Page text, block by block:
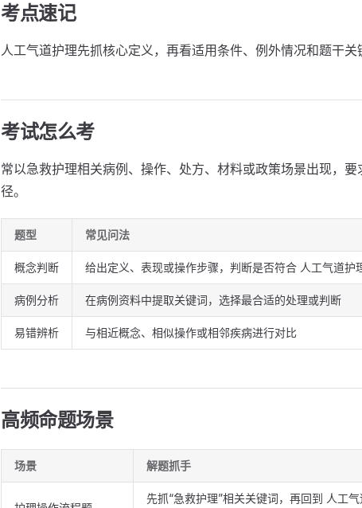
考点速记
人工气道护理先抓核心定义，再看适用条件、例外情况和题干关
考试怎么考
常以急救护理相关病例、操作、处方、材料或政策场景出现，
径。
题型 常见问法
概念判断 给出定义、表现或操作步骤，判断是否符合 人工气道护
病例分析 在病例资料中提取关键词，选择最合适的处理或判断
易错辨析 与相近概念、相似操作或相邻疾病进行对比
高频命题场景
场景 解题抓手
先抓“急救护理”相关关键词，再回到 人工